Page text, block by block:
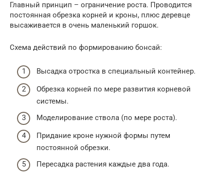
Главный принцип – ограничение роста. Проводится
постоянная обрезка корней и кроны, плюс деревце
высаживается в очень маленький горшок.
Схема действий по формированию бонсай:
Высадка отростка в специальный контейнер.
Обрезка корней по мере развития корневой
системы.
Моделирование ствола (по мере роста).
Придание кроне нужной формы путем
постоянной обрезки.
Пересадка растения каждые два года.